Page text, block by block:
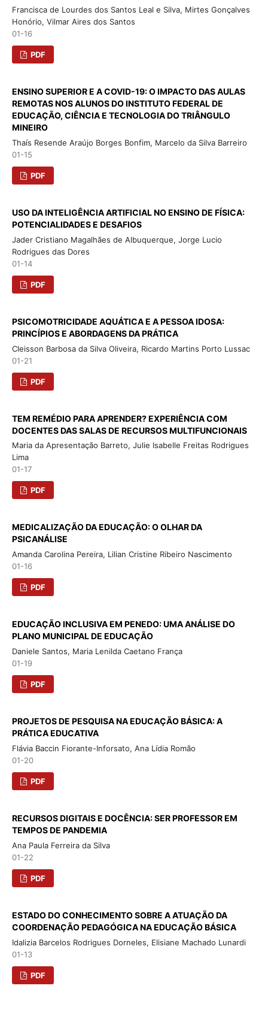
Francisca de Lourdes dos Santos Leal e Silva, Mirtes Gonçalves
Honório, Vilmar Aires dos Santos
01-16
PDF
ENSINO SUPERIOR E A COVID-19: O IMPACTO DAS AULAS
REMOTAS NOS ALUNOS DO INSTITUTO FEDERAL DE
EDUCAÇÃO, CIÊNCIA E TECNOLOGIA DO TRIÂNGULO
MINEIRO
Thaís Resende Araújo Borges Bonfim, Marcelo da Silva Barreiro
01-15
PDF
USO DA INTELIGÊNCIA ARTIFICIAL NO ENSINO DE FÍSICA:
POTENCIALIDADES E DESAFIOS
Jader Cristiano Magalhães de Albuquerque, Jorge Lucio
Rodrigues das Dores
01-14
PDF
PSICOMOTRICIDADE AQUÁTICA E A PESSOA IDOSA:
PRINCÍPIOS E ABORDAGENS DA PRÁTICA
Cleisson Barbosa da Silva Oliveira, Ricardo Martins Porto Lussac
01-21
PDF
TEM REMÉDIO PARA APRENDER? EXPERIÊNCIA COM
DOCENTES DAS SALAS DE RECURSOS MULTIFUNCIONAIS
Maria da Apresentação Barreto, Julie Isabelle Freitas Rodrigues
Lima
01-17
PDF
MEDICALIZAÇÃO DA EDUCAÇÃO: O OLHAR DA
PSICANÁLISE
Amanda Carolina Pereira, Lilian Cristine Ribeiro Nascimento
01-16
PDF
EDUCAÇÃO INCLUSIVA EM PENEDO: UMA ANÁLISE DO
PLANO MUNICIPAL DE EDUCAÇÃO
Daniele Santos, Maria Lenilda Caetano França
01-19
PDF
PROJETOS DE PESQUISA NA EDUCAÇÃO BÁSICA: A
PRÁTICA EDUCATIVA
Flávia Baccin Fiorante-Inforsato, Ana Lídia Romão
01-20
PDF
RECURSOS DIGITAIS E DOCÊNCIA: SER PROFESSOR EM
TEMPOS DE PANDEMIA
Ana Paula Ferreira da Silva
01-22
PDF
ESTADO DO CONHECIMENTO SOBRE A ATUAÇÃO DA
COORDENAÇÃO PEDAGÓGICA NA EDUCAÇÃO BÁSICA
Idalizia Barcelos Rodrigues Dorneles, Elisiane Machado Lunardi
01-13
PDF